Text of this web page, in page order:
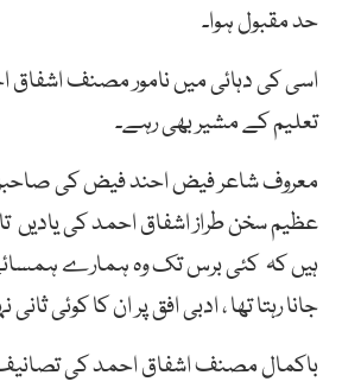
حد مقبول ہوا۔
اسی کی دہائی میں نامور مصنف اشفاق
تعلیم کے مشیر بھی رہے۔
معروف شاعر فیض احند فیض کی
عظیم سخن طراز اشفاق احمد کی یادیں
ہیں کہ کئی برس تک وہ ہمارے ہمسائے
جانا رہتا تھا ، ادبی افق پر ان کا کوئی ثانی
باکمال مصنف اشفاق احمد کی